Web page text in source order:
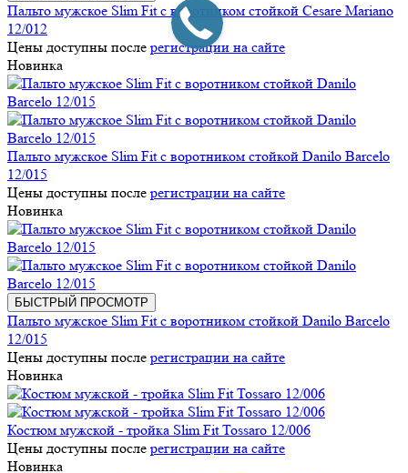
Пальто мужское Slim Fit с воротником стойкой Cesare Mariano
12/012
Цены доступны после регистрации на сайте
Новинка
Пальто мужское Slim Fit с воротником стойкой Danilo Barcelo
12/015
Цены доступны после регистрации на сайте
Новинка
БЫСТРЫЙ ПРОСМОТР
Пальто мужское Slim Fit с воротником стойкой Danilo Barcelo
12/015
Цены доступны после регистрации на сайте
Новинка
Костюм мужской - тройка Slim Fit Tossaro 12/006
Цены доступны после регистрации на сайте
Новинка